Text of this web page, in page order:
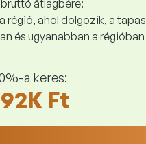
átlagbére:
ahol dolgozik, a
és ugyanabban a
a keres:
Ft